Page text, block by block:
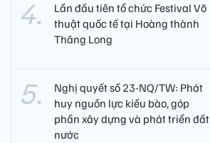
Lần đầu tiên tổ chức Festival Võ
thuật quốc tế tại Hoàng thành
Thăng Long
Nghị quyết số 23-NQ/TW: Phát
huy nguồn lực kiều bào, góp
phần xây dựng và phát triển đất
nước